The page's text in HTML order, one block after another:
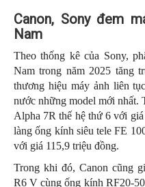
Canon, Sony đem
Nam
Theo thống kê của Sony,
Nam trong năm 2025 tăng
thương hiệu máy ảnh liên
nước những model mới nhất.
Alpha 7R thế hệ thứ 6 với
làng ống kính siêu tele FE
với giá 115,9 triệu đồng.
Trong khi đó, Canon cũng
R6 V cùng ống kính RF20-